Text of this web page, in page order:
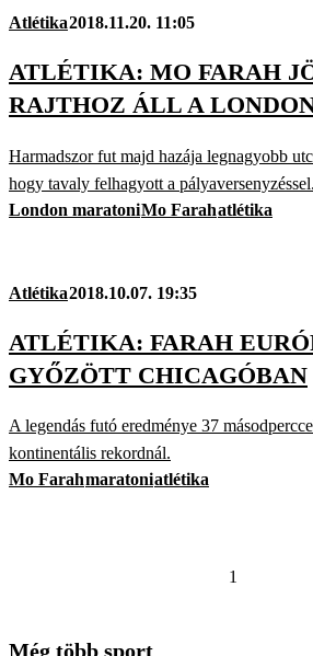
Atlétika2018.11.20. 11:05
ATLÉTIKA: MO FARAH
RAJTHOZ ÁLL A
Harmadszor fut majd hazája legnagyobb
hogy tavaly felhagyott a pályaversenyzéssel.
London maratoniMo Farahatlétika
Atlétika2018.10.07. 19:35
ATLÉTIKA: FARAH
GYŐZÖTT CHICAGÓBAN
A legendás futó eredménye 37
kontinentális rekordnál.
Mo Farahmaratoniatlétika
1
Még több sport